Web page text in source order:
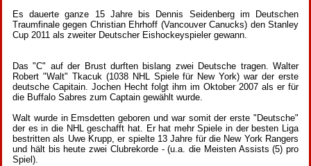
Es dauerte ganze 15 Jahre bis Dennis Seidenberg im Deutschen
Traumfinale gegen Christian Ehrhoff (Vancouver Canucks) den Stanley
Cup 2011 als zweiter Deutscher Eishockeyspieler gewann.
Das "C" auf der Brust durften bislang zwei Deutsche tragen. Walter
Robert "Walt" Tkacuk (1038 NHL Spiele für New York) war der erste
deutsche Capitain. Jochen Hecht folgt ihm im Oktober 2007 als er für
die Buffalo Sabres zum Captain gewählt wurde.
Walt wurde in Emsdetten geboren und war somit der erste "Deutsche"
der es in die NHL geschafft hat. Er hat mehr Spiele in der besten Liga
bestritten als Uwe Krupp, er spielte 13 Jahre für die New York Rangers
und hält bis heute zwei Clubrekorde - (u.a. die Meisten Assists (5) pro
Spiel).